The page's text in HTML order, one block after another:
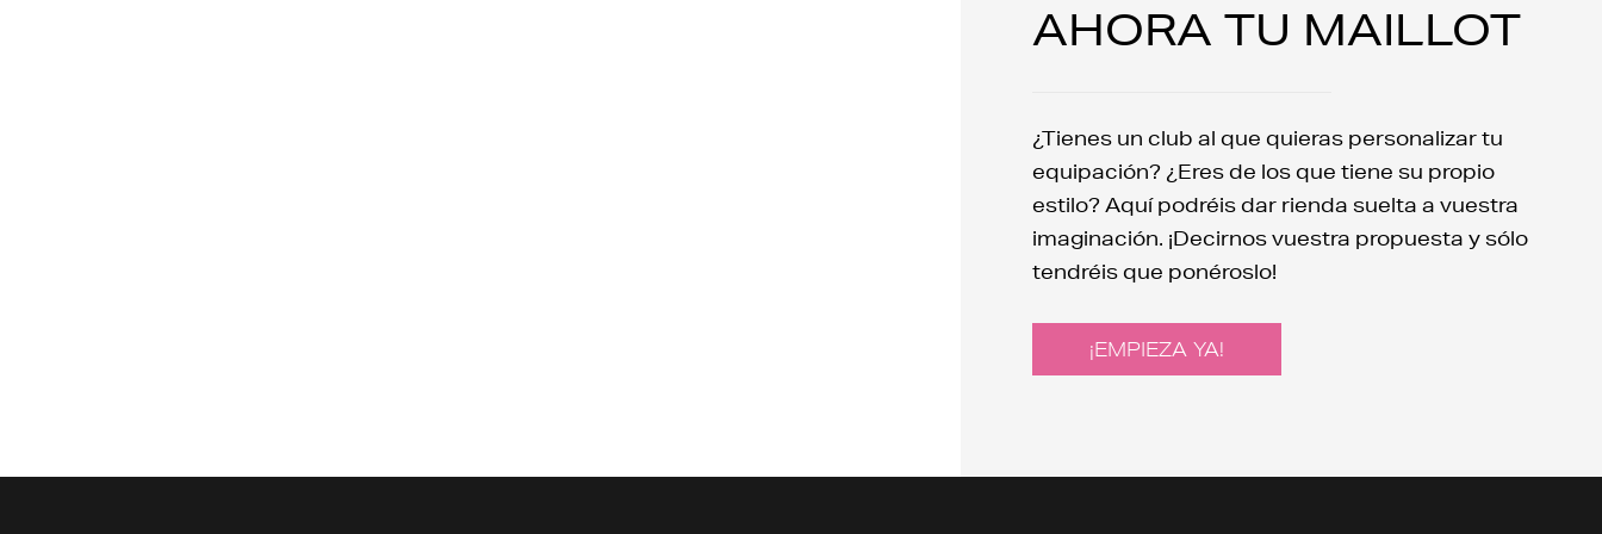
AHORA TU MAILLOT
¿Tienes un club al que quieras personalizar tu
equipación? ¿Eres de los que tiene su propio
estilo? Aquí podréis dar rienda suelta a vuestra
imaginación. ¡Decirnos vuestra propuesta y sólo
tendréis que ponéroslo!
¡EMPIEZA YA!